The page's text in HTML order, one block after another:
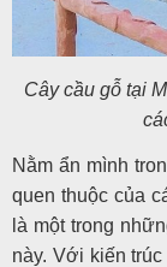
Cây cầu gỗ tại
Nằm ẩn mình
quen thuộc của
là một trong
này. Với kiến